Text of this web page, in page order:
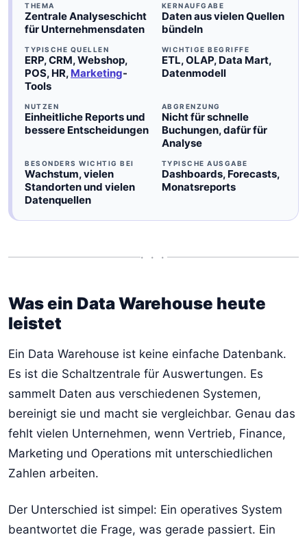
THEMA
Zentrale Analyseschicht
für Unternehmensdaten
KERNAUFGABE
Daten aus vielen Quellen
bündeln
TYPISCHE QUELLEN
ERP, CRM, Webshop,
POS, HR, Marketing-
Tools
WICHTIGE BEGRIFFE
ETL, OLAP, Data Mart,
Datenmodell
NUTZEN
Einheitliche Reports und
bessere Entscheidungen
ABGRENZUNG
Nicht für schnelle
Buchungen, dafür für
Analyse
BESONDERS WICHTIG BEI
Wachstum, vielen
Standorten und vielen
Datenquellen
TYPISCHE AUSGABE
Dashboards, Forecasts,
Monatsreports
• • •
Was ein Data Warehouse heute
leistet
Ein Data Warehouse ist keine einfache Datenbank.
Es ist die Schaltzentrale für Auswertungen. Es
sammelt Daten aus verschiedenen Systemen,
bereinigt sie und macht sie vergleichbar. Genau das
fehlt vielen Unternehmen, wenn Vertrieb, Finance,
Marketing und Operations mit unterschiedlichen
Zahlen arbeiten.
Der Unterschied ist simpel: Ein operatives System
beantwortet die Frage, was gerade passiert. Ein